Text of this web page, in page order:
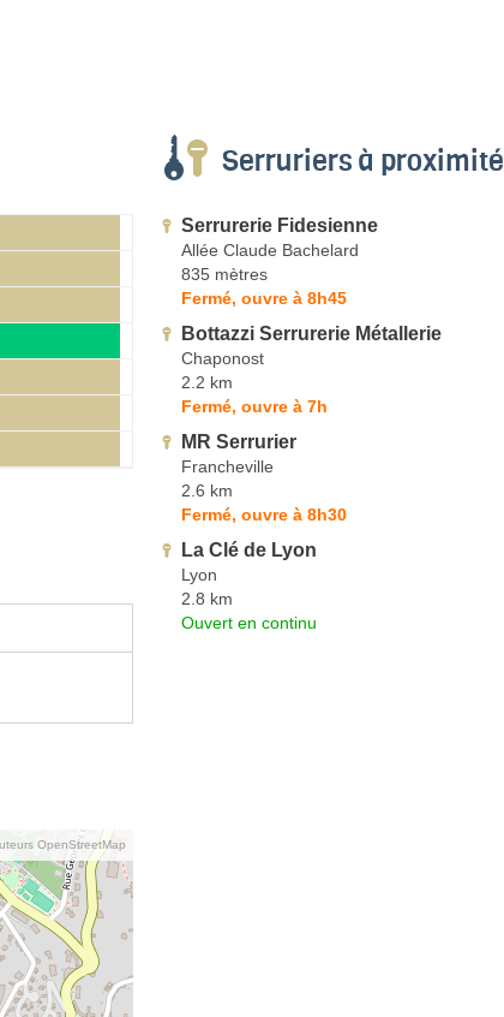
OpenStreetMap
Serruriers à proximité
Serrurerie Fidesienne
Allée Claude Bachelard
835 mètres
Fermé, ouvre à 8h45
Bottazzi Serrurerie Métallerie
Chaponost
2.2 km
Fermé, ouvre à 7h
MR Serrurier
Francheville
2.6 km
Fermé, ouvre à 8h30
La Clé de Lyon
Lyon
2.8 km
Ouvert en continu